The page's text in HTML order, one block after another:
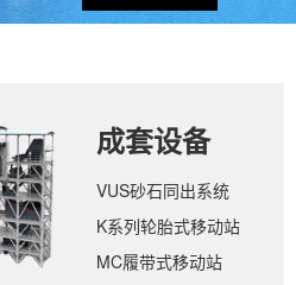
成套设备
VUS砂石同出系统
K系列轮胎式移动站
MC履带式移动站